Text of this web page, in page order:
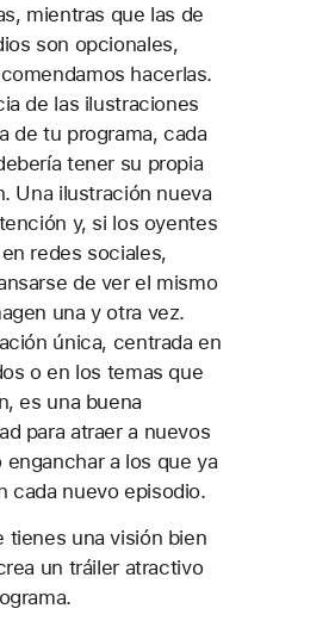
mientras que las de
son opcionales,
hacerlas.
de las ilustraciones
de tu programa, cada
tener su propia
Una ilustración nueva
y, si los oyentes
redes sociales,
de ver el mismo
una y otra vez.
única, centrada en
o en los temas que
es una buena
para atraer a nuevos
enganchar a los que ya
cada nuevo episodio.
tienes una visión bien
un tráiler atractivo